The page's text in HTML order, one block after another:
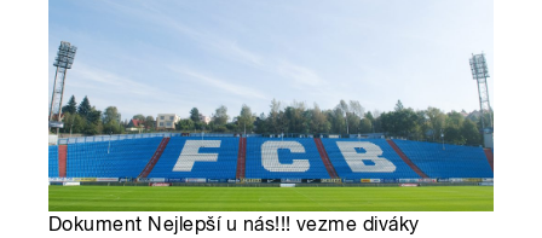
Dokument Nejlepší u nás!!! vezme diváky